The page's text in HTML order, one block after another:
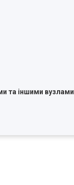
та іншими вузлами